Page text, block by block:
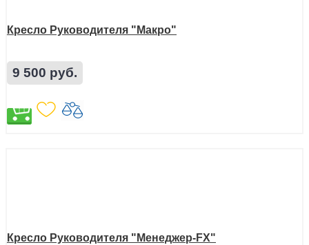
Кресло Руководителя "Макро"
9 500 руб.
Кресло Руководителя "Менеджер-FX"